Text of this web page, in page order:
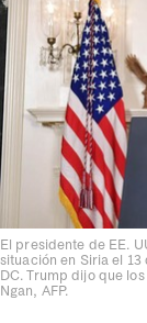
El presidente de EE.
situación en Siria el
DC. Trump dijo que
Ngan, AFP.